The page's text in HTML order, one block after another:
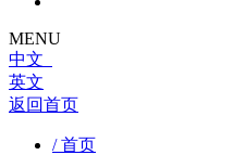
MENU
中文
英文
返回首页
/ 首页